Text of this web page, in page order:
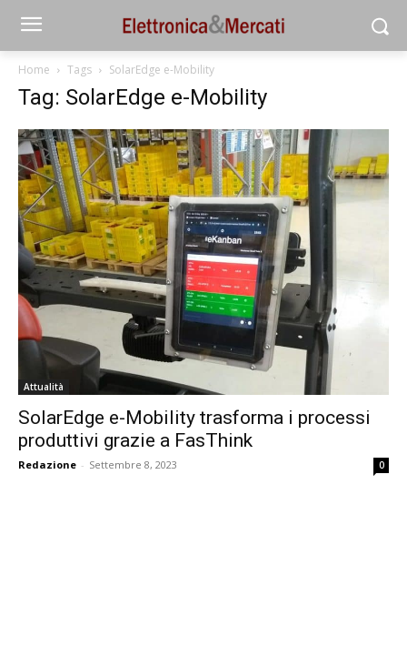
Home Tags SolarEdge e-Mobility
Tag: SolarEdge e-Mobility
Attualità
SolarEdge e-Mobility trasforma i processi
produttivi grazie a FasThink
Redazione - Settembre 8, 2023 0